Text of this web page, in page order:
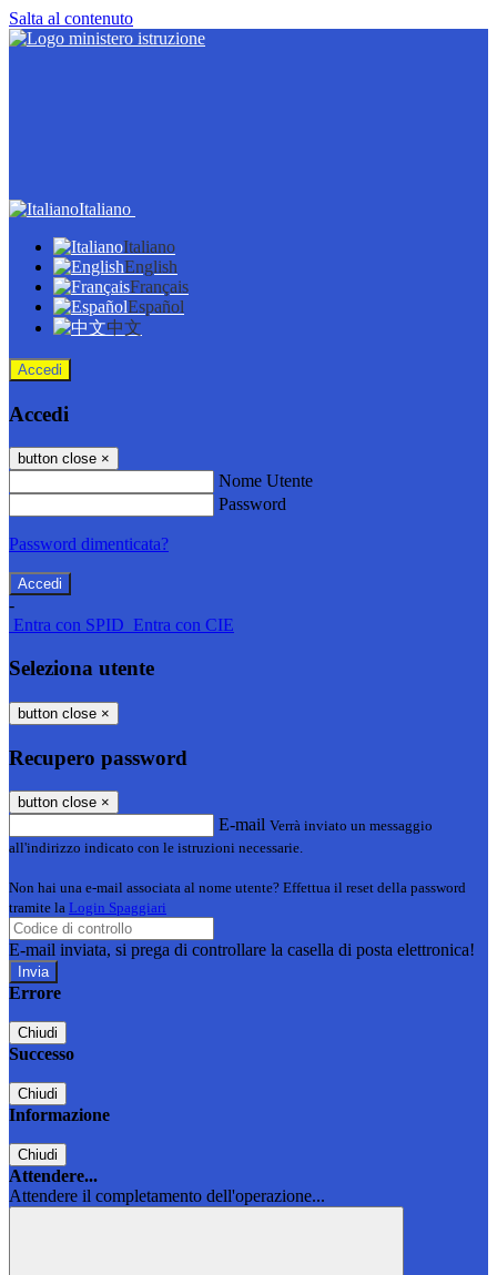
Salta al contenuto
Italiano
Italiano
English
Français
Español
中文
Accedi
Accedi
button close ×
Nome Utente
Password
Password dimenticata?
-
Entra con SPID Entra con CIE
Seleziona utente
button close ×
Recupero password
button close ×
E-mail Verrà inviato un messaggio
all'indirizzo indicato con le istruzioni necessarie.
Non hai una e-mail associata al nome utente? Effettua il reset della password
tramite la Login Spaggiari
E-mail inviata, si prega di controllare la casella di posta elettronica!
Errore
Chiudi
Successo
Chiudi
Informazione
Chiudi
Attendere...
Attendere il completamento dell'operazione...